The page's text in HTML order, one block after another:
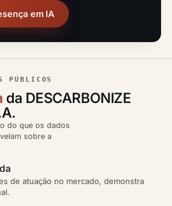
em IA
PÚBLICOS
da DESCARBONIZE
do que os dados
sobre a
de atuação no mercado, demonstra